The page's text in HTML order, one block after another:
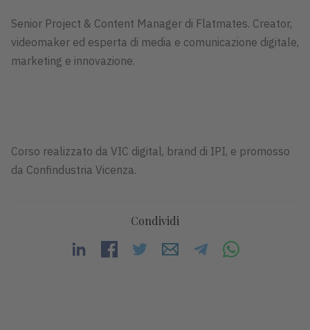
Senior Project & Content Manager di Flatmates. Creator,
videomaker ed esperta di media e comunicazione digitale,
marketing e innovazione.
Corso realizzato da VIC digital, brand di IPI, e promosso
da Confindustria Vicenza.
Condividi